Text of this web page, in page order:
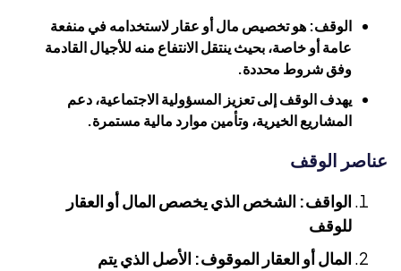
الوقف: هو تخصيص مال أو عقار لاستخدامه في منفعة
عامة أو خاصة، بحيث ينتقل الانتفاع منه للأجيال القادمة
وفق شروط محددة.
يهدف الوقف إلى تعزيز المسؤولية الاجتماعية، دعم
المشاريع الخيرية، وتأمين موارد مالية مستمرة.
عناصر الوقف
الواقف: الشخص الذي يخصص المال أو العقار
للوقف
المال أو العقار الموقوف: الأصل الذي يتم